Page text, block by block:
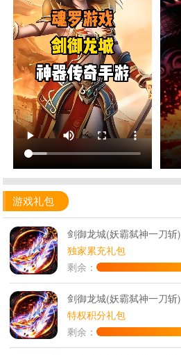
游戏礼包
剑御龙城(妖霸弑神一刀斩)
独家累充礼包
剩余：
剑御龙城(妖霸弑神一刀斩)
特权积分礼包
剩余：